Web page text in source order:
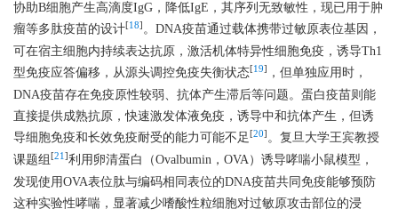
协助B细胞产生高滴度IgG，降低IgE，其序列无致敏性，现已用于肿
瘤等多肽疫苗的设计[18] 。DNA疫苗通过载体携带过敏原表位基因，
可在宿主细胞内持续表达抗原，激活机体特异性细胞免疫，诱导Th1
型免疫应答偏移，从源头调控免疫失衡状态[19]
，但单独应用时，
DNA疫苗存在免疫原性较弱、抗体产生滞后等问题。蛋白疫苗则能
直接提供成熟抗原，快速激发体液免疫，诱导中和抗体产生，但诱
导细胞免疫和长效免疫耐受的能力可能不足 [20] 。复旦大学王宾教授
课题组 [21 ]利用卵清蛋白（Ovalbumin，OVA）诱导哮喘小鼠模型，
发现使用OVA表位肽与编码相同表位的DNA疫苗共同免疫能够预防
这种实验性哮喘，显著减少嗜酸性粒细胞对过敏原攻击部位的浸